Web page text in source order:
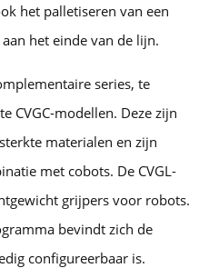
het palletiseren van een
het einde van de lijn.
series, te
CVGC-modellen. Deze zijn
materialen en zijn
met cobots. De CVGL-
grijpers voor robots.
bevindt zich de
configureerbaar is.